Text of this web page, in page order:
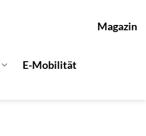
Magazin
E-Mobilität